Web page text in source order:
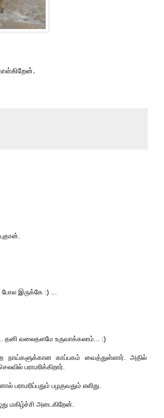
இருக்கே :) ...
தனி வலைதளமே உருவாக்கலாம்... :)
நாய்களுக்கான காப்பகம் வைத்துள்ளார். அதில்
பராமரிக்கிறார்.
பழகுவதும் எளிது.
மகிழ்ச்சி அடைகிறேன்.